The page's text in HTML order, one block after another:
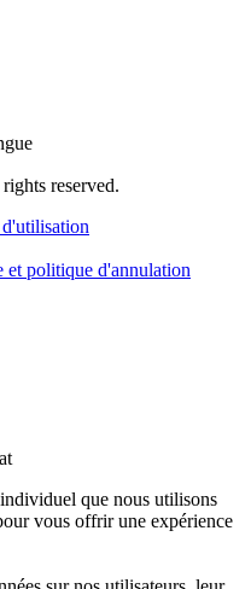
reserved.
et politique d'annulation
que nous utilisons
vous offrir une expérience